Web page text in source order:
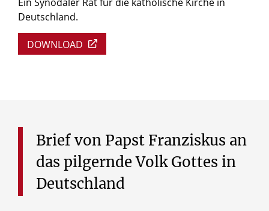
Deutschland.
DOWNLOAD
Briefvon Papst Franziskus an
das pilgernde Volk Gottes in
Deutschland